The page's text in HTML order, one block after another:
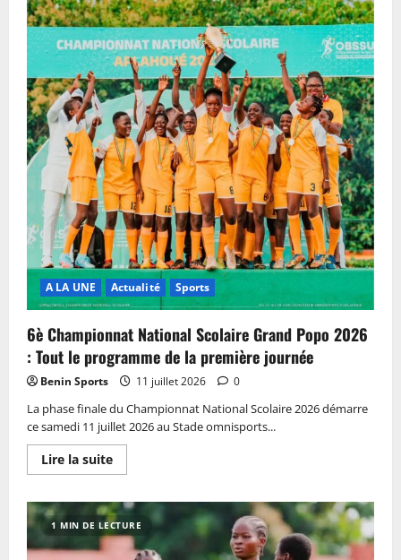
A LA UNE Actualité Sports
6è Championnat National Scolaire Grand Popo 2026
: Tout le programme de la première journée
Benin Sports 11 juillet 2026 0
La phase finale du Championnat National Scolaire 2026 démarre
ce samedi 11 juillet 2026 au Stade omnisports...
Lire la suite
1 MIN DE LECTURE